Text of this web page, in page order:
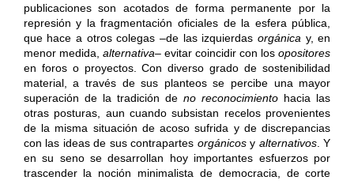
publicaciones son acotados de forma permanente por la
represión y la fragmentación oficiales de la esfera pública,
que hace a otros colegas –de las izquierdasorgánica y, en
menor medida, alternativa– evitar coincidir con losopositores
en foros o proyectos. Con diverso grado de sostenibilidad
material, a través de sus planteos se percibe una mayor
superación de la tradición deno reconocimiento hacia las
otras posturas, aun cuando subsistan recelos provenientes
de la misma situación de acoso sufrida y de discrepancias
con las ideas de sus contrapartes orgánicosy alternativos. Y
en su seno se desarrollan hoy importantes esfuerzos por
trascender la noción minimalista de democracia, de corte